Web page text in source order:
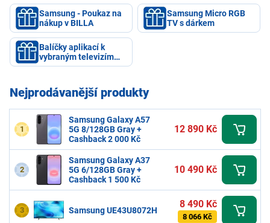
Samsung - Poukaz na
nákup v BILLA
Samsung Micro RGB
TV s dárkem
Balíčky aplikací k
vybraným televizím
Samsung
Nejprodávanější produkty
1
Samsung Galaxy A57
5G 8/128GB Gray +
Cashback 2 000 Kč
12 890 Kč
2
Samsung Galaxy A37
5G 6/128GB Gray +
Cashback 1 500 Kč
10 490 Kč
3 Samsung UE43U8072H
8 490 Kč
8 066 Kč